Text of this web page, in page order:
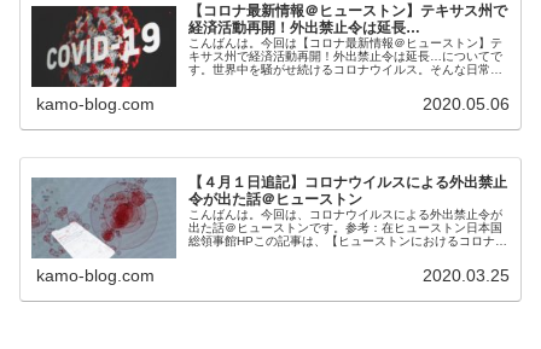
【コロナ最新情報＠ヒューストン】テキサス州で
経済活動再開！外出禁止令は延長…
こんばんは。今回は【コロナ最新情報＠ヒューストン】テ
キサス州で経済活動再開！外出禁止令は延長…についてで
す。世界中を騒がせ続けるコロナウイルス。そんな日常
kamo-blog.com 2020.05.06
【４月１日追記】コロナウイルスによる外出禁止
令が出た話＠ヒューストン
こんばんは。今回は、コロナウイルスによる外出禁止令が
出た話＠ヒューストンです。参考：在ヒューストン日本国
総領事館HPこの記事は、【ヒューストンにおけるコロナウ
kamo-blog.com 2020.03.25